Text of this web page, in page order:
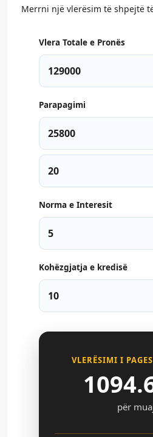
Merrni një vlerësim të shpejtë
Vlera Totale e Pronës
Parapagimi
Norma e Interesit
Kohëzgjatja e kredisë
VLERËSIMI I
për